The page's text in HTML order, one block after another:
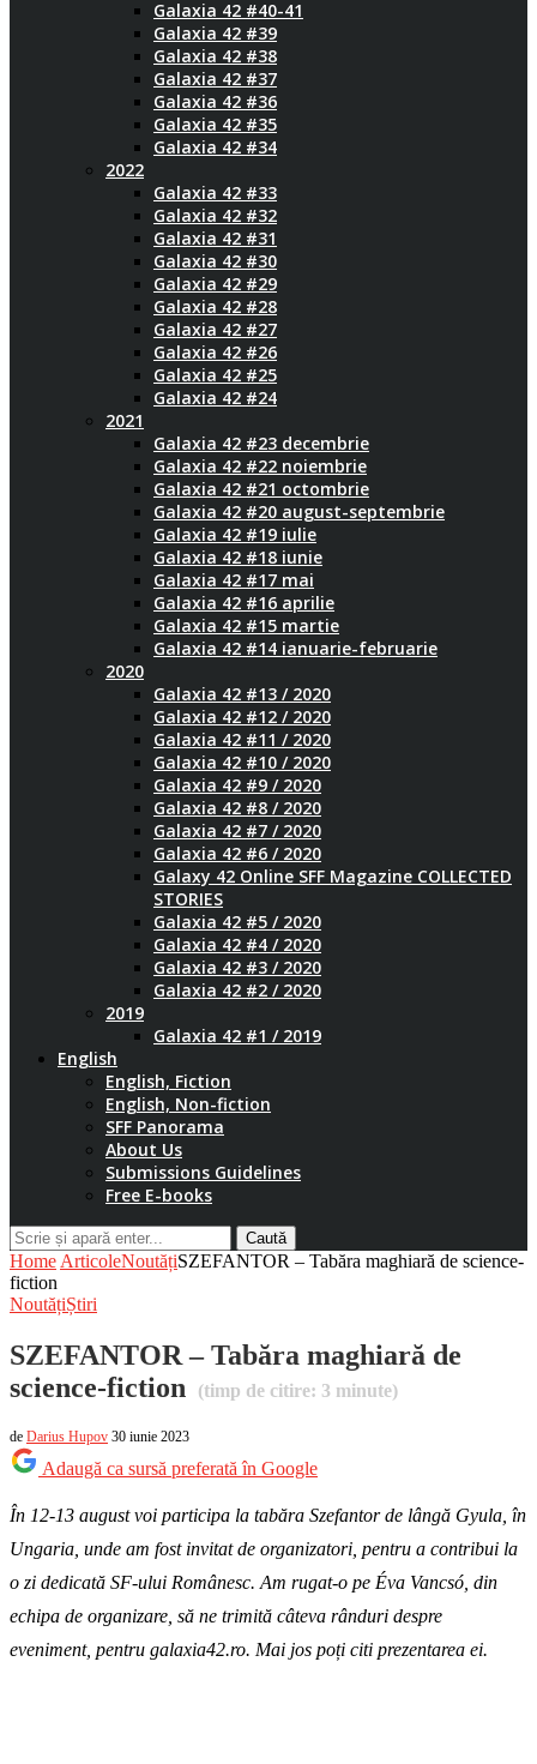
Galaxia 42 #40-41
Galaxia 42 #39
Galaxia 42 #38
Galaxia 42 #37
Galaxia 42 #36
Galaxia 42 #35
Galaxia 42 #34
2022
Galaxia 42 #33
Galaxia 42 #32
Galaxia 42 #31
Galaxia 42 #30
Galaxia 42 #29
Galaxia 42 #28
Galaxia 42 #27
Galaxia 42 #26
Galaxia 42 #25
Galaxia 42 #24
2021
Galaxia 42 #23 decembrie
Galaxia 42 #22 noiembrie
Galaxia 42 #21 octombrie
Galaxia 42 #20 august-septembrie
Galaxia 42 #19 iulie
Galaxia 42 #18 iunie
Galaxia 42 #17 mai
Galaxia 42 #16 aprilie
Galaxia 42 #15 martie
Galaxia 42 #14 ianuarie-februarie
2020
Galaxia 42 #13 / 2020
Galaxia 42 #12 / 2020
Galaxia 42 #11 / 2020
Galaxia 42 #10 / 2020
Galaxia 42 #9 / 2020
Galaxia 42 #8 / 2020
Galaxia 42 #7 / 2020
Galaxia 42 #6 / 2020
Galaxy 42 Online SFF Magazine COLLECTED
STORIES
Galaxia 42 #5 / 2020
Galaxia 42 #4 / 2020
Galaxia 42 #3 / 2020
Galaxia 42 #2 / 2020
2019
Galaxia 42 #1 / 2019
English
English, Fiction
English, Non-fiction
SFF Panorama
About Us
Submissions Guidelines
Free E-books
Caută
Home ArticoleNoutățiSZEFANTOR – Tabăra maghiară de science-
fiction
NoutățiȘtiri
SZEFANTOR – Tabăra maghiară de
science-fiction
(timp de citire: 3 minute)
de Darius Hupov 30 iunie 2023
Adaugă ca sursă preferată în Google
În 12-13 august voi participa la tabăra Szefantor de lângă Gyula, în
Ungaria, unde am fost invitat de organizatori, pentru a contribui la
o zi dedicată SF-ului Românesc. Am rugat-o pe Éva Vancsó, din
echipa de organizare, să ne trimită câteva rânduri despre
eveniment, pentru galaxia42.ro. Mai jos poți citi prezentarea ei.